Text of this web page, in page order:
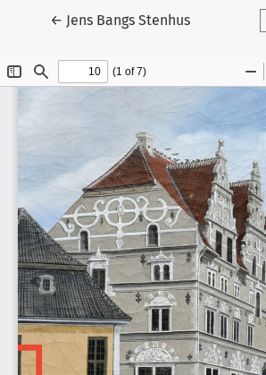
← Tilbage til artikeldetaljer
Jens Bangs Stenhus